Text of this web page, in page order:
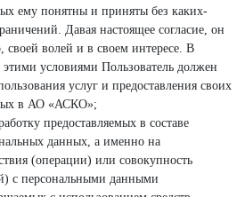
ему понятны и приняты без каких-
Давая настоящее согласие, он
своей волей и в своем интересе. В
этими условиями Пользователь должен
услуг и предоставления своих
в АО «АСКО»;
предоставляемых в составе
данных, а именно на
(операции) или совокупность
с персональными данными